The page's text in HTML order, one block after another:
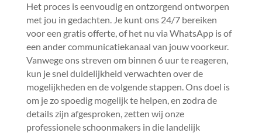
Het proces is eenvoudig en ontzorgend ontworpen
met jou in gedachten.​ Je kunt ons 24/7 bereiken
voor een gratis offerte, of het nu via WhatsApp is of
een ander communicatiekanaal van jouw voorkeur.​
Vanwege ons streven om binnen 6 uur te reageren,
kun je snel duidelijkheid verwachten over de
mogelijkheden en de volgende stappen.​ Ons doel is
om je zo spoedig mogelijk te helpen, en zodra de
details zijn afgesproken, zetten wij onze
professionele schoonmakers in die landelijk